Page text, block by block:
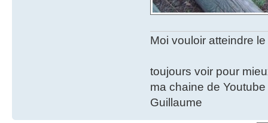
Moi vouloir atteindre
toujours voir pour
ma chaine de
Guillaume